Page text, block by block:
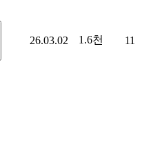
26.03.02 1.6천 11